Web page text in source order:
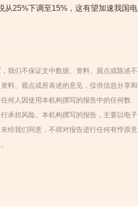
从25%下调至15%，这有望加速我国电
我们不保证文中数据、资料、观点或陈述不
料、观点或所表述的意见，仅供信息分享和
何人因使用本机构撰写的报告中的任何数
承担风险。本机构撰写的报告，主要以电子
经我们同意，不得对报告进行任何有悖原意